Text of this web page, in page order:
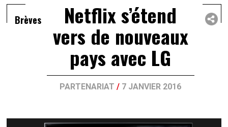
Brèves Netflix s’étend
vers de nouveaux
pays avec LG
PARTENARIAT / 7 JANVIER 2016